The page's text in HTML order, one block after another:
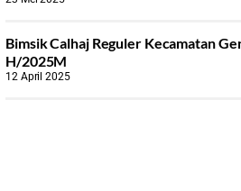
Bimsik Calhaj Reguler Kecamatan
H/2025M
12 April 2025